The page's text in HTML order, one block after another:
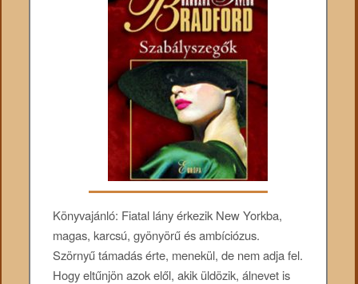
Könyvajánló: Fiatal ​lány érkezik New Yorkba,
magas, karcsú, gyönyörű és ambíciózus.
Szörnyű támadás érte, menekül, de nem adja fel.
Hogy eltűnjön azok elől, akik üldözik, álnevet is